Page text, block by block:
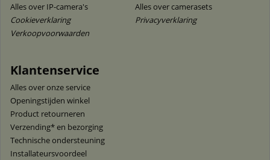
Alles over IP-camera's
Alles over camerasets
Cookieverklaring
Privacyverklaring
Verkoopvoorwaarden
Klantenservice
Alles over onze service
Openingstijden winkel
Product retourneren
Verzending* en bezorging
Technische ondersteuning
Installateursvoordeel